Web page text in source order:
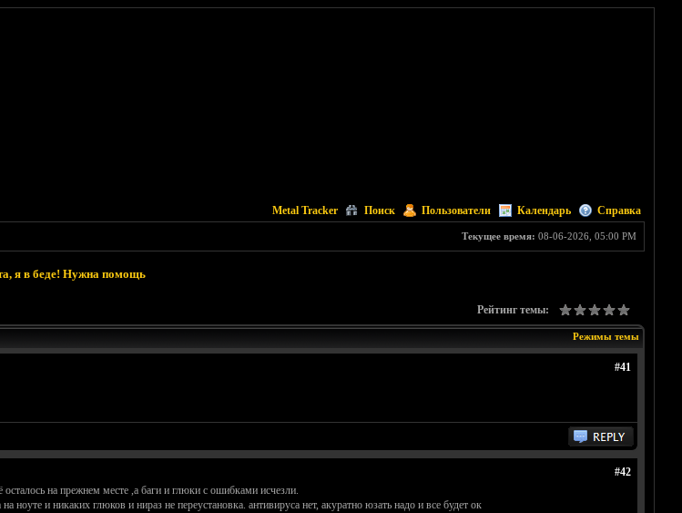
Metal Tracker Поиск Пользователи Календарь Справка
Текущее время: 08-06-2026, 05:00 PM
я в беде! Нужна помощь
Рейтинг темы:
Режимы темы
#41
#42
на прежнем месте ,а баги и глюки с ошибками исчезли.
и никаких глюков и нираз не переустановка. антивируса нет, акуратно юзать надо и все будет ок